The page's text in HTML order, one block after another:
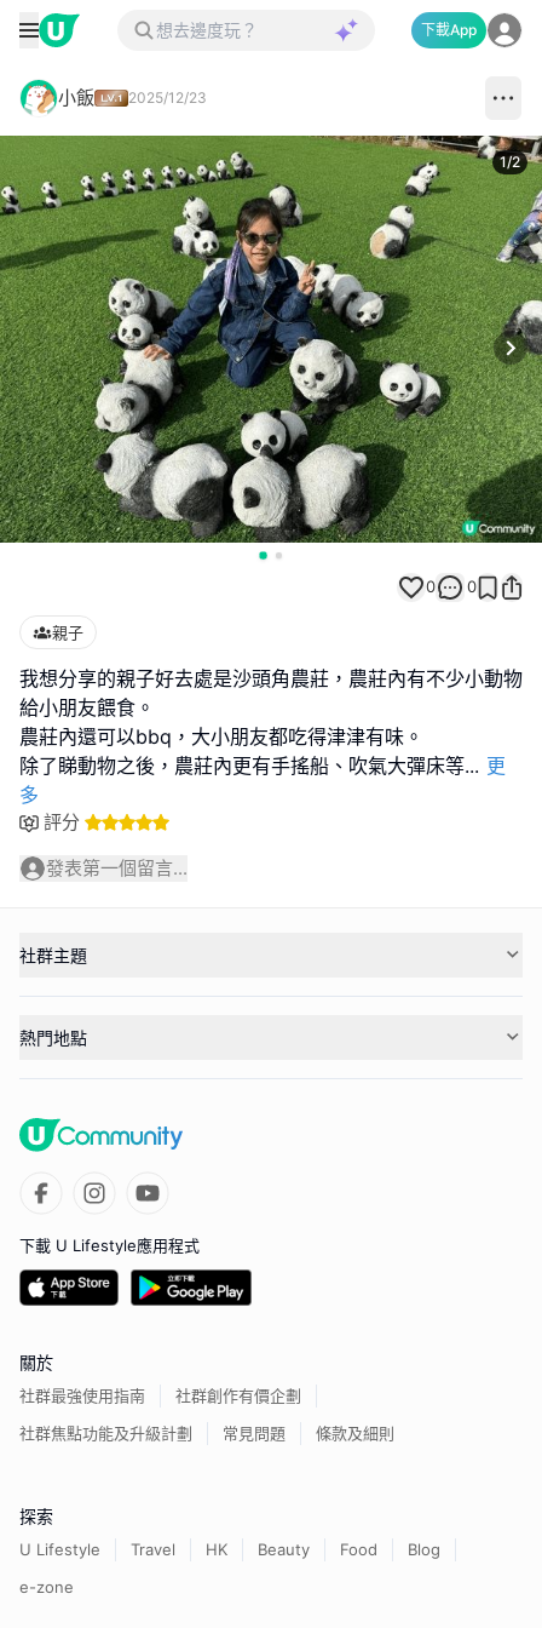
下載App
小飯 2025/12/23
1/2
0 0
親子
我想分享的親子好去處是沙頭角農莊，農莊內有不少小動物
給小朋友餵食。
農莊內還可以bbq，大小朋友都吃得津津有味。
除了睇動物之後，農莊內更有手搖船、吹氣大彈床等... 更
多
評分
發表第一個留言...
社群主題
熱門地點
下載 U Lifestyle應用程式
關於
社群最強使用指南
社群創作有價企劃
社群焦點功能及升級計劃
常見問題 條款及細則
探索
U Lifestyle Travel HK Beauty Food
Blog
e-zone